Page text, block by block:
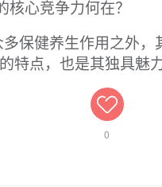
心竞争力何在？
保健养生作用之外
特点，也是其独具魅
0